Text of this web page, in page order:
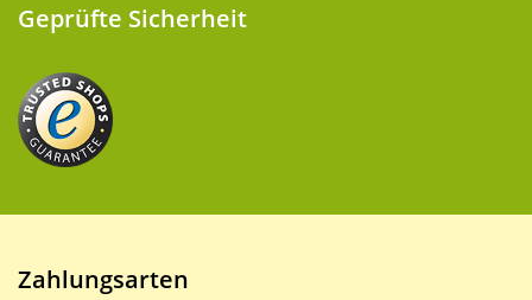
Geprüfte Sicherheit
Zahlungsarten